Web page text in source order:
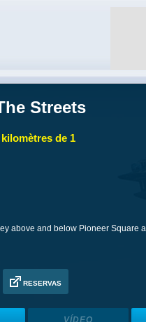
Streets
de 1
above and below Pioneer Square
RESERVAS
VÍDEO